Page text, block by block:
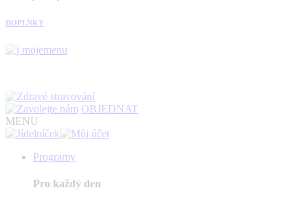
DOPLŇKY
OBJEDNAT
MENU
Programy
Pro každý den